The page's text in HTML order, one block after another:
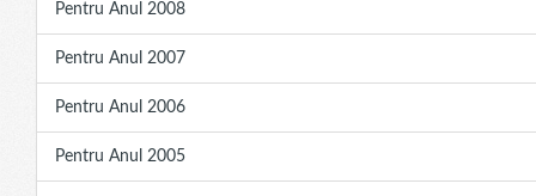
Pentru Anul 2008
Pentru Anul 2007
Pentru Anul 2006
Pentru Anul 2005